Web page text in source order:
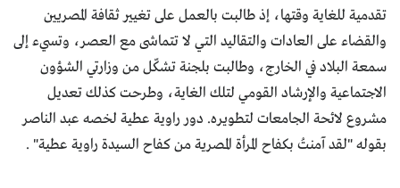
تقدمية للغاية وقتها، إذ طالبت بالعمل على تغيير ثقافة المصريين
والقضاء على العادات والتقاليد التي لا تتماشى مع العصر، وتسيء إلى
سمعة البلاد في الخارج، وطالبت بلجنة تشكّل من وزارتي الشؤون
الاجتماعية والإرشاد القومي لتلك الغاية، وطرحت كذلك تعديل
مشروع لائحة الجامعات لتطويره. دور راوية عطية لخصه عبد الناصر
بقوله "لقد آمنتُ بكفاح المرأة المصرية من كفاح السيدة راوية عطية" .